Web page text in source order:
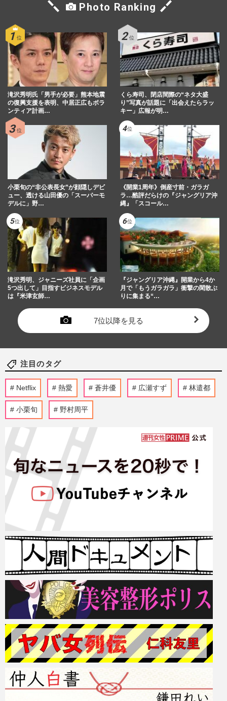
Photo Ranking
滝沢秀明氏「男手が必要」熊本地震
の復興支援を表明、中居正広もボラ
ンティア計画…
くら寿司、閉店間際の“ネタ大盛
り”写真が話題に「出会えたらラッ
キー」広報が明…
小栗旬の“非公表長女”が顔隠しデビ
ュー、透ける山田優の「スーパーモ
デルに」野…
《開業1周年》倒産寸前・ガラガ
ラ…酷評だらけの『ジャングリア沖
縄』「スコール…
滝沢秀明、ジャニーズ社員に「企画
5つ出して」目指すビジネスモデル
は『米津玄師…
『ジャングリア沖縄』開業から4か
月で「もうガラガラ」衝撃の閑散ぶ
りに集まる“…
7位以降を見る
注目のタグ
Netflix 熱愛 蒼井優 広瀬すず 林遣都
小栗旬 野村周平